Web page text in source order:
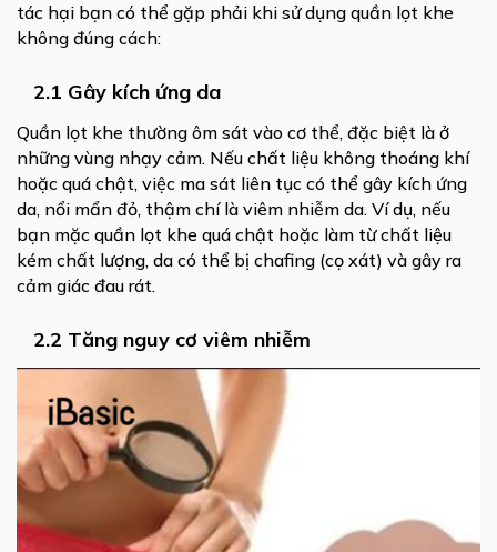
tác hại bạn có thể gặp phải khi sử dụng quần lọt khe
không đúng cách:
2.1 Gây kích ứng da
Quần lọt khe thường ôm sát vào cơ thể, đặc biệt là ở
những vùng nhạy cảm. Nếu chất liệu không thoáng khí
hoặc quá chật, việc ma sát liên tục có thể gây kích ứng
da, nổi mẩn đỏ, thậm chí là viêm nhiễm da. Ví dụ, nếu
bạn mặc quần lọt khe quá chật hoặc làm từ chất liệu
kém chất lượng, da có thể bị chafing (cọ xát) và gây ra
cảm giác đau rát.
2.2 Tăng nguy cơ viêm nhiễm